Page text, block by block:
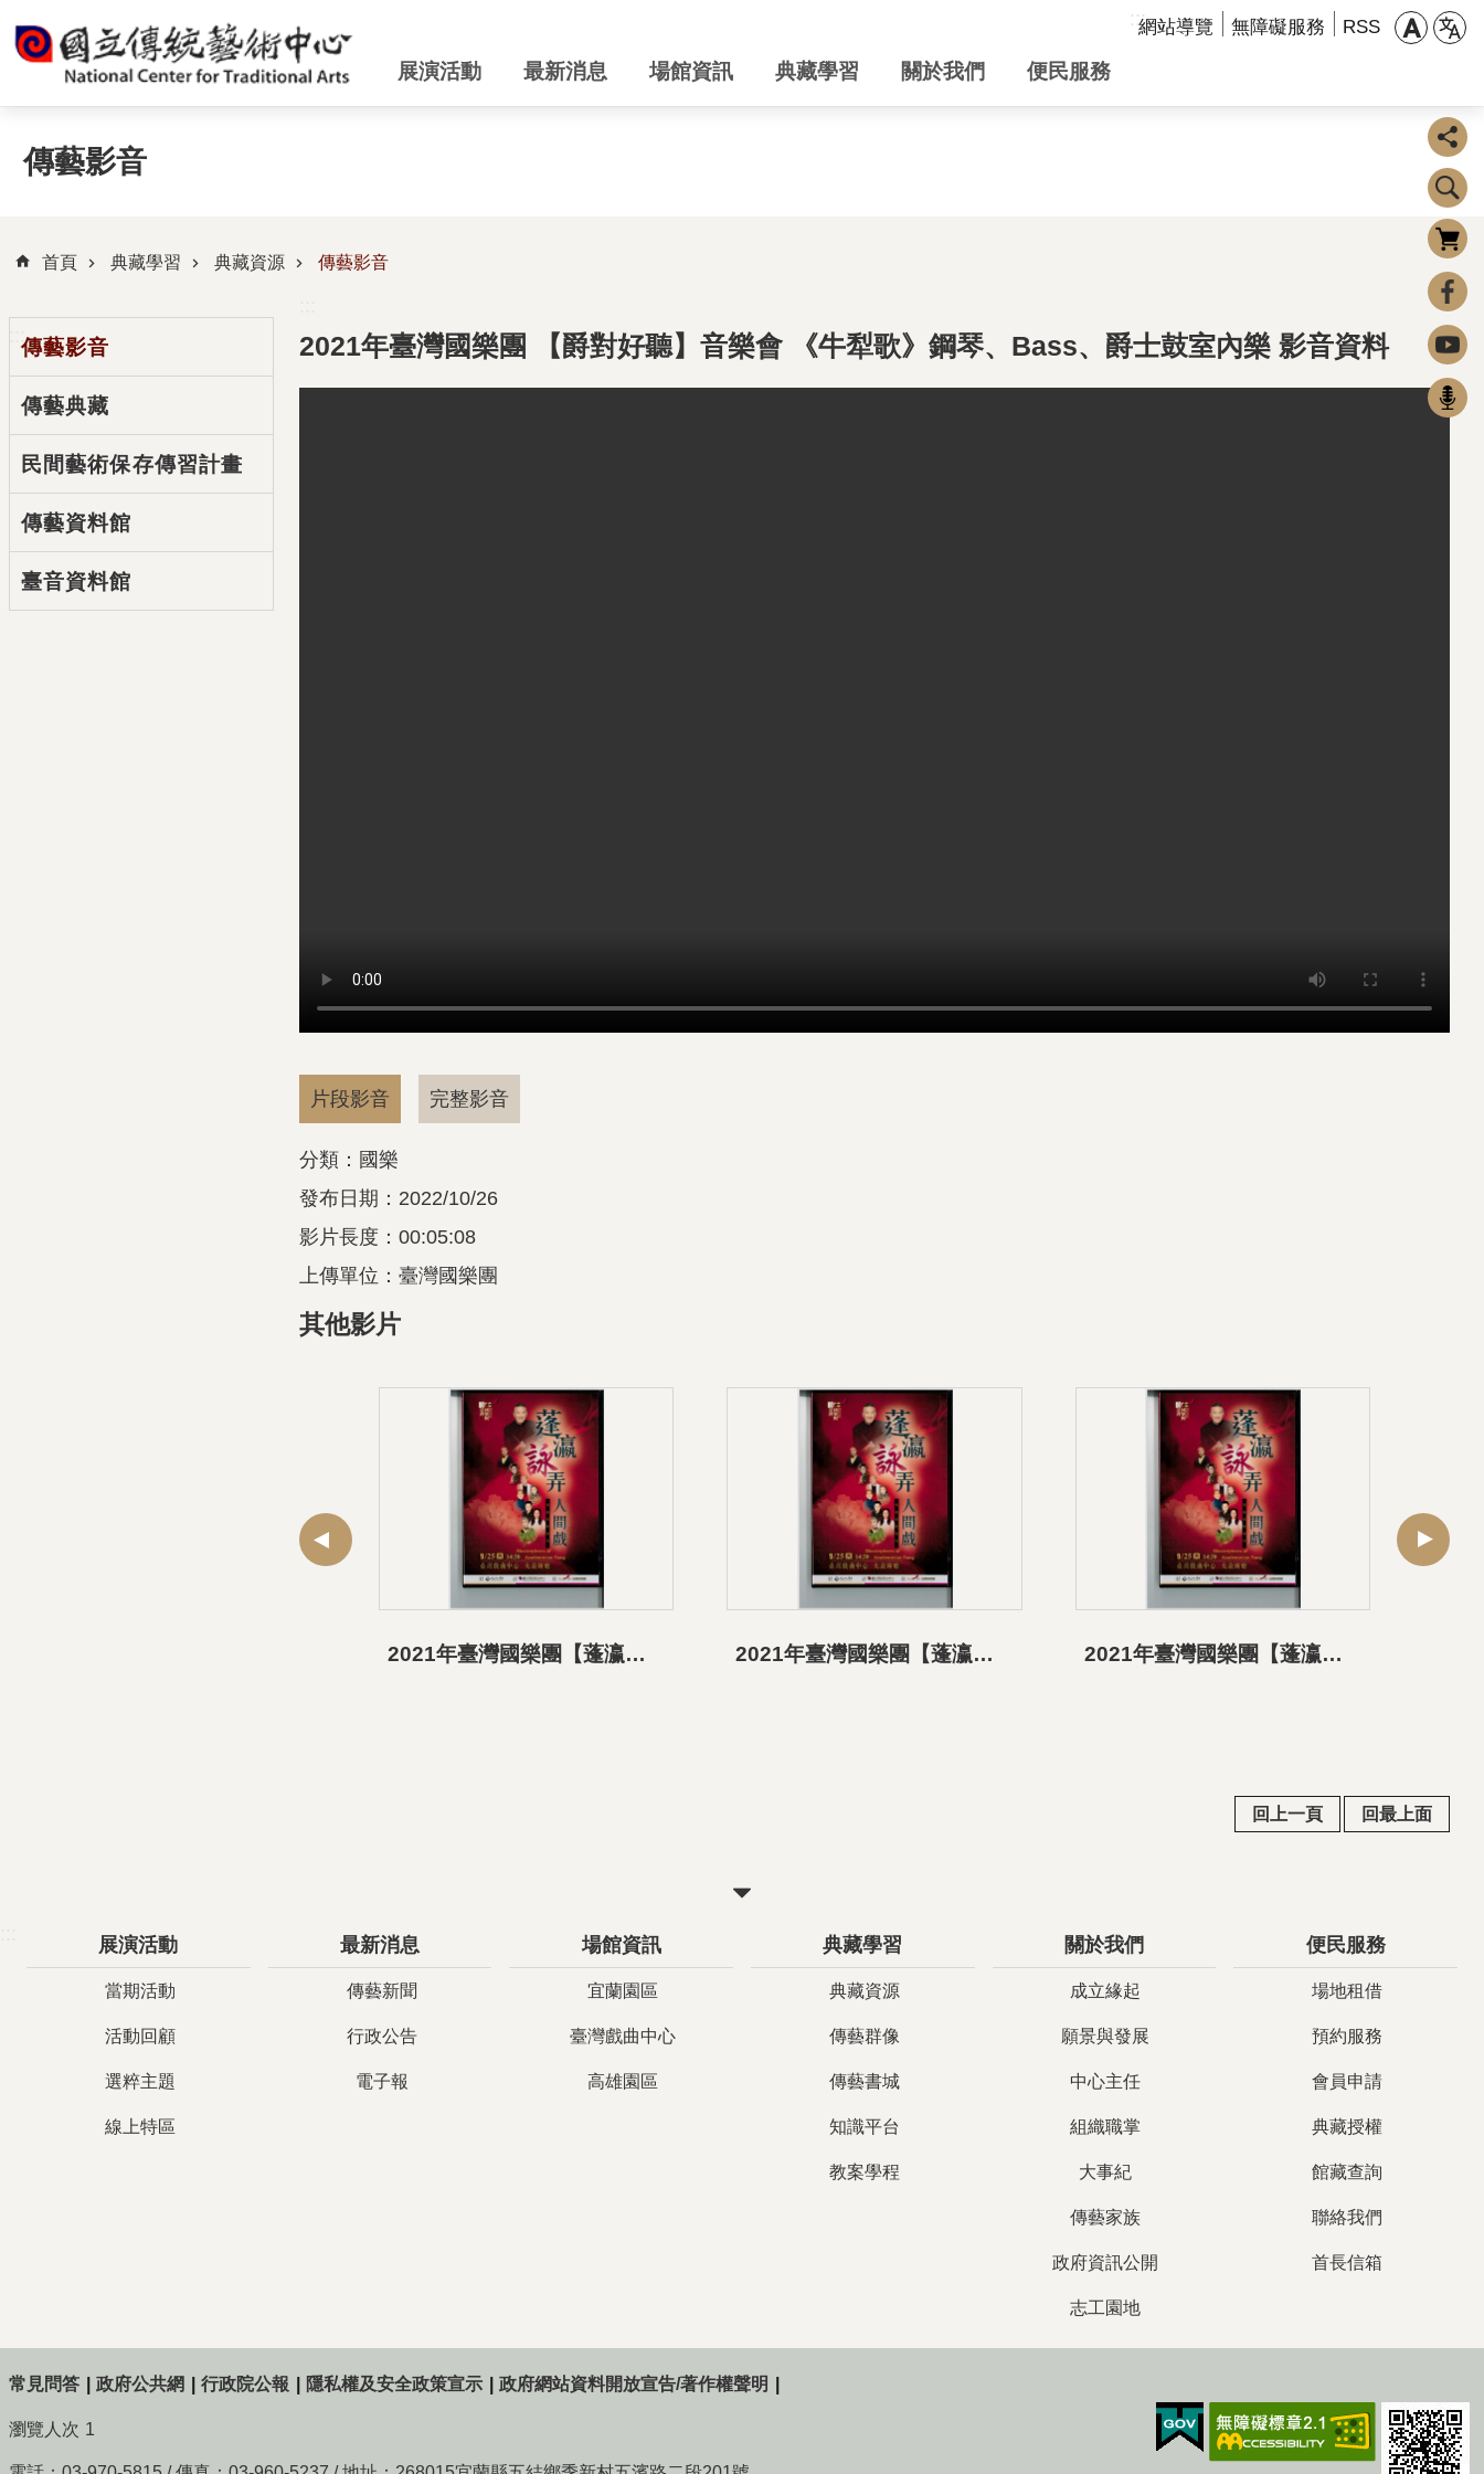
跳到主要內容區塊 :::網站導覽 無障礙服務 RSS
展演活動 最新消息 場館資訊 典藏學習 關於我們 便民服務
Youtube
傳藝影音
首頁 典藏學習 典藏資源 傳藝影音
:::傳藝影音
傳藝典藏
民間藝術保存傳習計畫
傳藝資料館
臺音資料館
2021年臺灣國樂團 【爵對好聽】音樂會 《牛犁歌》鋼琴、Bass、爵士鼓室內樂 影音資料
片段影音 完整影音
分類：國樂
發布日期：2022/10/26
影片長度：00:05:08
上傳單位：臺灣國樂團
其他影片
2021年臺灣國樂團【蓬瀛詠弄人間戲】音樂會 《英雄美人傳哀歌》影音資料 2021年臺灣國樂團【蓬瀛詠弄人間戲】音樂會 《二子乘舟新臺恨》影音資料 2021年臺灣國樂團【蓬瀛詠弄人間戲】音樂會 《與君生死做夫妻》影音資料
回上一頁 回最上面
展演活動
當期活動
活動回顧
選粹主題
線上特區
最新消息
傳藝新聞
行政公告
電子報
場館資訊
宜蘭園區
臺灣戲曲中心
高雄園區
典藏學習
典藏資源
傳藝群像
傳藝書城
知識平台
教案學程
關於我們
成立緣起
願景與發展
中心主任
組織職掌
大事紀
傳藝家族
政府資訊公開
志工園地
便民服務
場地租借
預約服務
會員申請
典藏授權
館藏查詢
聯絡我們
首長信箱
常見問答 政府公共網 行政院公報 隱私權及安全政策宣示 政府網站資料開放宣告/著作權聲明
瀏覽人次 1